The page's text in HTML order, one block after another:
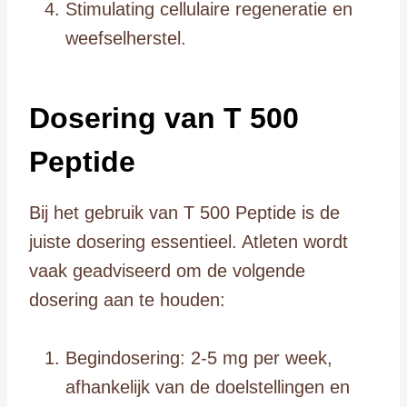
Stimulating cellulaire regeneratie en
weefselherstel.
Dosering van T 500
Peptide
Bij het gebruik van T 500 Peptide is de
juiste dosering essentieel. Atleten wordt
vaak geadviseerd om de volgende
dosering aan te houden:
Begindosering: 2-5 mg per week,
afhankelijk van de doelstellingen en